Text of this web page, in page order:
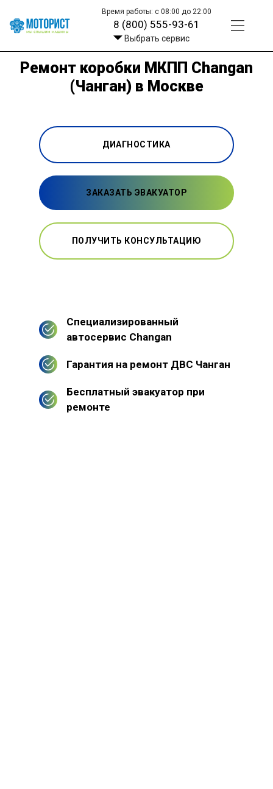
Время работы: с 08:00 до 22:00
8 (800) 555-93-61
Выбрать сервис
Ремонт коробки МКПП Changan
(Чанган) в Москве
ДИАГНОСТИКА
ЗАКАЗАТЬ ЭВАКУАТОР
ПОЛУЧИТЬ КОНСУЛЬТАЦИЮ
Специализированный
автосервис Changan
Гарантия на ремонт ДВС Чанган
Бесплатный эвакуатор при
ремонте